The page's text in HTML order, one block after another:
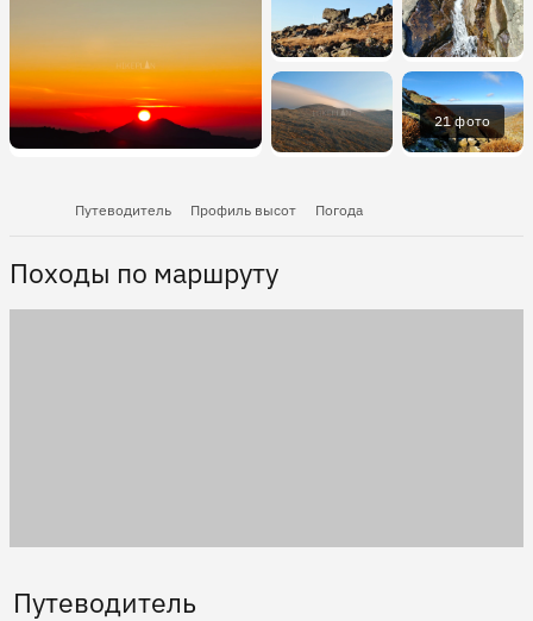
21 фото
Путеводитель Профиль высот Погода
Походы по маршруту
Путеводитель